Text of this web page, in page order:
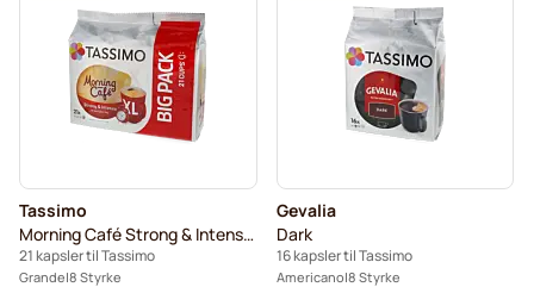
Friele kaffekapsler til Tassimo
Marcilla kaffekapsler til Tassimo Til Tassimo®
Kakao og te til Tassimo®
Tassimo
Morning Café Strong & Intense XL
21 kapsler til Tassimo
Grande 8 Styrke
Gevalia
Dark
16 kapsler til Tassimo
Americano 8 Styrke